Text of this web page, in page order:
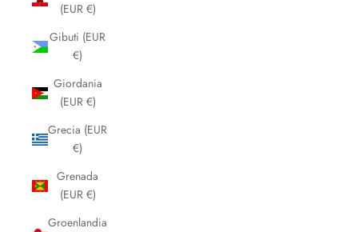
(EUR €)
Gibuti (EUR
€)
Giordania
(EUR €)
Grecia (EUR
€)
Grenada
(EUR €)
Groenlandia